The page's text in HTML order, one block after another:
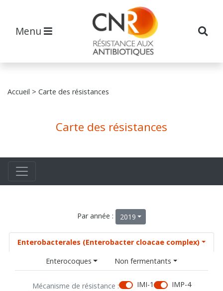
Menu
Accueil > Carte des résistances
Carte des résistances
Par année : 2019
Enterobacterales (Enterobacter cloacae complex)
Enterocoques
Non fermentants
Mécanisme de résistance : IMI-1
IMP-4